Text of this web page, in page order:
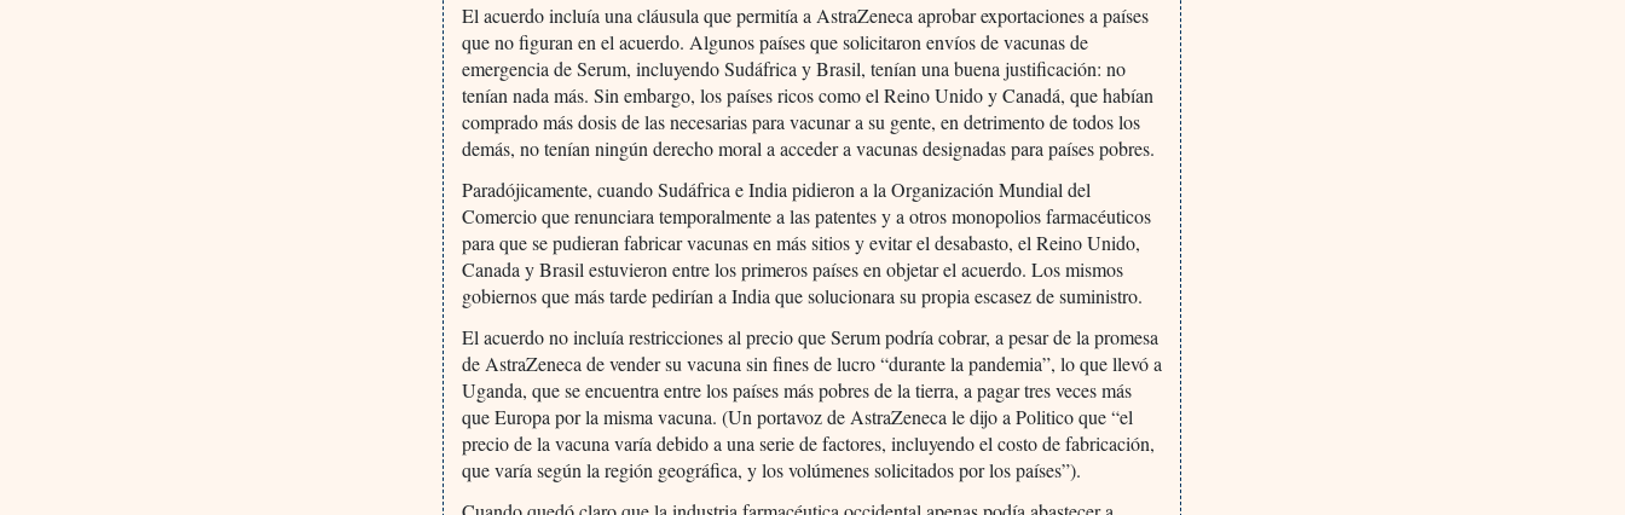
El acuerdo incluía una cláusula que permitía a AstraZeneca aprobar exportaciones a países
que no figuran en el acuerdo. Algunos países que solicitaron envíos de vacunas de
emergencia de Serum, incluyendo Sudáfrica y Brasil, tenían una buena justificación: no
tenían nada más. Sin embargo, los países ricos como el Reino Unido y Canadá, que habían
comprado más dosis de las necesarias para vacunar a su gente, en detrimento de todos los
demás, no tenían ningún derecho moral a acceder a vacunas designadas para países pobres.
Paradójicamente, cuando Sudáfrica e India pidieron a la Organización Mundial del
Comercio que renunciara temporalmente a las patentes y a otros monopolios farmacéuticos
para que se pudieran fabricar vacunas en más sitios y evitar el desabasto, el Reino Unido,
Canada y Brasil estuvieron entre los primeros países en objetar el acuerdo. Los mismos
gobiernos que más tarde pedirían a India que solucionara su propia escasez de suministro.
El acuerdo no incluía restricciones al precio que Serum podría cobrar, a pesar de la promesa
de AstraZeneca de vender su vacuna sin fines de lucro “durante la pandemia”, lo que llevó a
Uganda, que se encuentra entre los países más pobres de la tierra, a pagar tres veces más
que Europa por la misma vacuna. (Un portavoz de AstraZeneca le dijo a Politico que “el
precio de la vacuna varía debido a una serie de factores, incluyendo el costo de fabricación,
que varía según la región geográfica, y los volúmenes solicitados por los países”).